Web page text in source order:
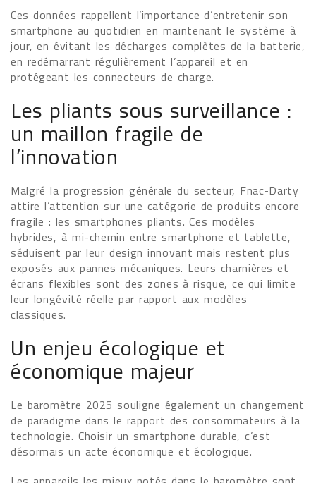
Ces données rappellent l’importance d’entretenir son
smartphone au quotidien en maintenant le système à
jour, en évitant les décharges complètes de la batterie,
en redémarrant régulièrement l’appareil et en
protégeant les connecteurs de charge.
Les pliants sous surveillance :
un maillon fragile de
l’innovation
Malgré la progression générale du secteur, Fnac-Darty
attire l’attention sur une catégorie de produits encore
fragile : les smartphones pliants. Ces modèles
hybrides, à mi-chemin entre smartphone et tablette,
séduisent par leur design innovant mais restent plus
exposés aux pannes mécaniques. Leurs charnières et
écrans flexibles sont des zones à risque, ce qui limite
leur longévité réelle par rapport aux modèles
classiques.
Un enjeu écologique et
économique majeur
Le baromètre 2025 souligne également un changement
de paradigme dans le rapport des consommateurs à la
technologie. Choisir un smartphone durable, c’est
désormais un acte économique et écologique.